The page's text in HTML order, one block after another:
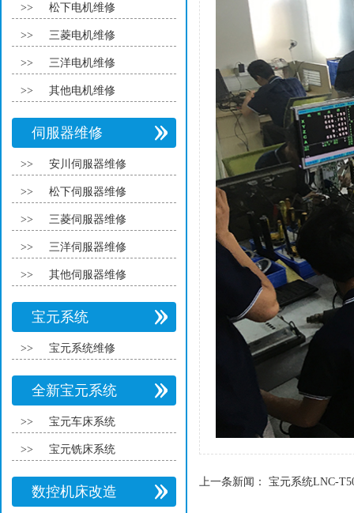
>> 松下电机维修
>> 三菱电机维修
>> 三洋电机维修
>> 其他电机维修
伺服器维修
>> 安川伺服器维修
>> 松下伺服器维修
>> 三菱伺服器维修
>> 三洋伺服器维修
>> 其他伺服器维修
宝元系统
>> 宝元系统维修
全新宝元系统
>> 宝元车床系统
>> 宝元铣床系统
数控机床改造
上一条新闻： 宝元系统LNC-